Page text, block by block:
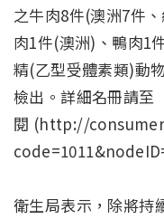
之牛肉8件(澳洲7件
肉1件(澳洲)、鴨肉1
精(乙型受體素類)動
檢出。詳細名冊請至
閱 (http://
衛生局表示，除將持